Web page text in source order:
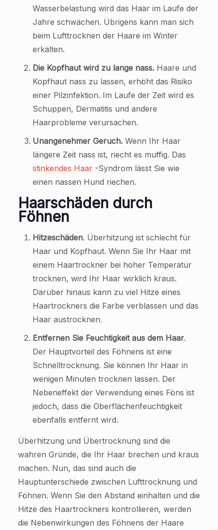
Wasserbelastung wird das Haar im Laufe der
Jahre schwächen. Übrigens kann man sich
beim Lufttrocknen der Haare im Winter
erkälten.
Die Kopfhaut wird zu lange nass.Haare und
Kopfhaut nass zu lassen, erhöht das Risiko
einer Pilzinfektion. Im Laufe der Zeit wird es
Schuppen, Dermatitis und andere
Haarprobleme verursachen.
Unangenehmer Geruch. Wenn Ihr Haar
längere Zeit nass ist, riecht es muffig. Das
stinkendes Haar-Syndrom lässt Sie wie
einen nassen Hund riechen.
Haarschäden durch
Föhnen
Hitzeschäden. Überhitzung ist schlecht für
Haar und Kopfhaut. Wenn Sie Ihr Haar mit
einem Haartrockner bei hoher Temperatur
trocknen, wird Ihr Haar wirklich kraus.
Darüber hinaus kann zu viel Hitze eines
Haartrockners die Farbe verblassen und das
Haar austrocknen.
Entfernen Sie Feuchtigkeit aus dem Haar.
Der Hauptvorteil des Föhnens ist eine
Schnelltrocknung. Sie können Ihr Haar in
wenigen Minuten trocknen lassen. Der
Nebeneffekt der Verwendung eines Föns ist
jedoch, dass die Oberflächenfeuchtigkeit
ebenfalls entfernt wird.
Überhitzung und Übertrocknung sind die
wahren Gründe, die Ihr Haar brechen und kraus
machen. Nun, das sind auch die
Hauptunterschiede zwischen Lufttrocknung und
Föhnen. Wenn Sie den Abstand einhalten und die
Hitze des Haartrockners kontrollieren, werden
die Nebenwirkungen des Föhnens der Haare